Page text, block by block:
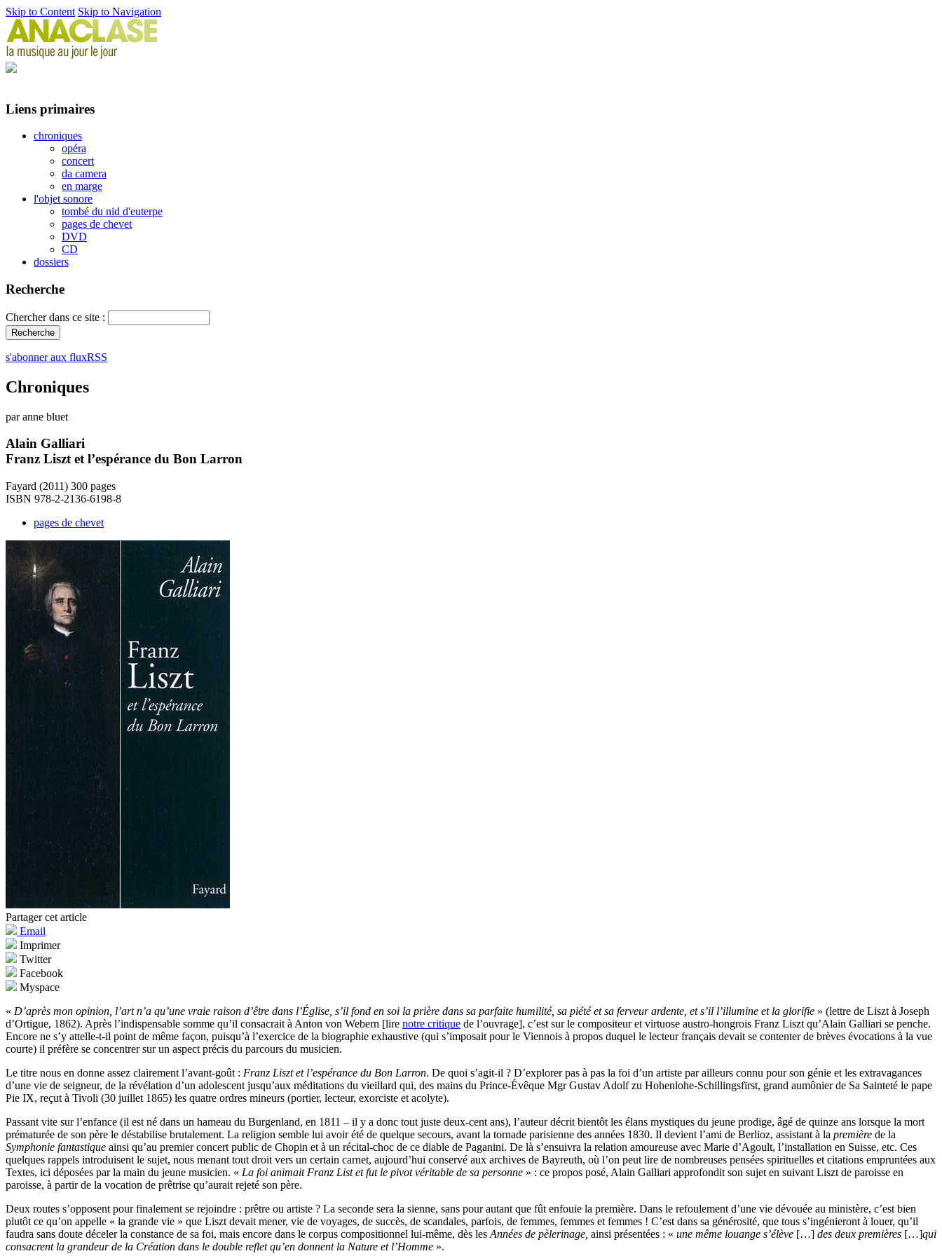
Skip to Content Skip to Navigation
Liens primaires
chroniques
opéra
concert
da camera
en marge
l'objet sonore
tombé du nid d'euterpe
pages de chevet
DVD
CD
dossiers
Recherche
Chercher dans ce site :
s'abonner aux fluxRSS
Chroniques
par anne bluet
Alain Galliari
Franz Liszt et l’espérance du Bon Larron
Fayard (2011) 300 pages
ISBN 978-2-2136-6198-8
pages de chevet
Partager cet article
Email
Imprimer
Twitter
Facebook
Myspace
« D’après mon opinion, l’art n’a qu’une vraie raison d’être dans l’Église, s’il fond en soi la prière dans sa parfaite humilité, sa piété et sa ferveur ardente, et s’il l’illumine et la glorifie » (lettre de Liszt à Joseph
d’Ortigue, 1862). Après l’indispensable somme qu’il consacrait à Anton von Webern [lire notre critique de l’ouvrage], c’est sur le compositeur et virtuose austro-hongrois Franz Liszt qu’Alain Galliari se penche.
Encore ne s’y attelle-t-il point de même façon, puisqu’à l’exercice de la biographie exhaustive (qui s’imposait pour le Viennois à propos duquel le lecteur français devait se contenter de brèves évocations à la vue
courte) il préfère se concentrer sur un aspect précis du parcours du musicien.
Le titre nous en donne assez clairement l’avant-goût : Franz Liszt et l’espérance du Bon Larron. De quoi s’agit-il ? D’explorer pas à pas la foi d’un artiste par ailleurs connu pour son génie et les extravagances
d’une vie de seigneur, de la révélation d’un adolescent jusqu’aux méditations du vieillard qui, des mains du Prince-Évêque Mgr Gustav Adolf zu Hohenlohe-Schillingsfïrst, grand aumônier de Sa Sainteté le pape
Pie IX, reçut à Tivoli (30 juillet 1865) les quatre ordres mineurs (portier, lecteur, exorciste et acolyte).
Passant vite sur l’enfance (il est né dans un hameau du Burgenland, en 1811 – il y a donc tout juste deux-cent ans), l’auteur décrit bientôt les élans mystiques du jeune prodige, âgé de quinze ans lorsque la mort
prématurée de son père le déstabilise brutalement. La religion semble lui avoir été de quelque secours, avant la tornade parisienne des années 1830. Il devient l’ami de Berlioz, assistant à la première de la
Symphonie fantastique ainsi qu’au premier concert public de Chopin et à un récital-choc de ce diable de Paganini. De là s’ensuivra la relation amoureuse avec Marie d’Agoult, l’installation en Suisse, etc. Ces
quelques rappels introduisent le sujet, nous menant tout droit vers un certain carnet, aujourd’hui conservé aux archives de Bayreuth, où l’on peut lire de nombreuses pensées spirituelles et citations empruntées aux
Textes, ici déposées par la main du jeune musicien. « La foi animait Franz List et fut le pivot véritable de sa personne » : ce propos posé, Alain Galliari approfondit son sujet en suivant Liszt de paroisse en
paroisse, à partir de la vocation de prêtrise qu’aurait rejeté son père.
Deux routes s’opposent pour finalement se rejoindre : prêtre ou artiste ? La seconde sera la sienne, sans pour autant que fût enfouie la première. Dans le refoulement d’une vie dévouée au ministère, c’est bien
plutôt ce qu’on appelle « la grande vie » que Liszt devait mener, vie de voyages, de succès, de scandales, parfois, de femmes, femmes et femmes ! C’est dans sa générosité, que tous s’ingénieront à louer, qu’il
faudra sans doute déceler la constance de sa foi, mais encore dans le corpus compositionnel lui-même, dès les Années de pèlerinage, ainsi présentées : « une même louange s’élève […] des deux premières […]qui
consacrent la grandeur de la Création dans le double reflet qu’en donnent la Nature et l’Homme ».